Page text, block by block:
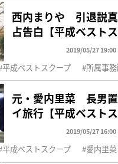
西内まりや 引退説
占告白【平成ベストス
2019/05/27 19:00
平成ベストスクープ 所属事
元・愛内里菜 長男
イ旅行【平成ベストス
2019/05/27 16:00
平成ベストスクープ 愛内里菜